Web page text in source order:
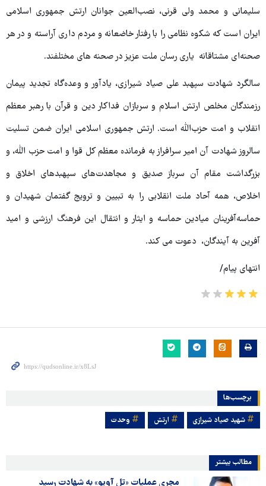
سلیمانی و محمد ولی قرنی، نصب‌العین جوانان ارتش جمهوری اسلامی
ایران است که شکوه نظامی را با رفتار خاضعانه و مردم داری آراسته و در هر
صحنه‌ای مشتاقانه یاری رسان ملت عزیز در صحنه های مختلفند.
سالگرد شهادت سپهبد علی صیاد شیرازی، یادآور و وعده‌گاه تجدید پیمان
رزمندگان مخلص ارتش اسلام و سربازان فداکار دین و قرآن با رهبر معظم
انقلاب و امت حزب‌الله است. ارتش جمهوری اسلامی ایران ضمن تسلیت
سالروز شهادت آن امیر سرافراز به فرمانده معظم کل قوا و امت حزب الله، و
بزرگداشت مقام آن سرباز صدیق و مجاهدت‌های سپهبدهای اخلاق و
اخلاص، همه آحاد ملت انقلابی را به تبیین و ترویج گفتمان شهیدان و
حماسه‌آفرینان میادین حماسه و ایثار و انتقال این فرهنگ ارزشی و امید
آفرین به آیندگان، دعوت می کند.
انتهای پیام/
برچسب‌ها
شهید صیاد شیرازی ارتش وحدت
مطالب بیشتر
مجری عملیات «تل آویو» به شهادت رسید